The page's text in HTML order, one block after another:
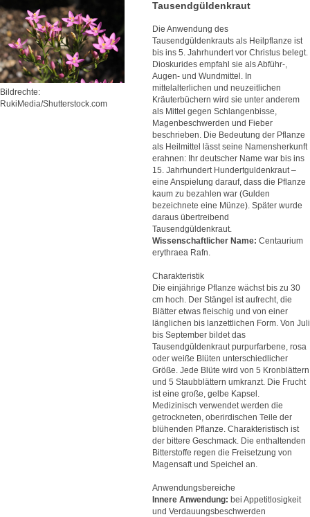
Bildrechte:
RukiMedia/Shutterstock.com
Tausendgüldenkraut
Die Anwendung des
Tausendgüldenkrauts als Heilpflanze ist
bis ins 5. Jahrhundert vor Christus belegt.
Dioskurides empfahl sie als Abführ-,
Augen- und Wundmittel. In
mittelalterlichen und neuzeitlichen
Kräuterbüchern wird sie unter anderem
als Mittel gegen Schlangenbisse,
Magenbeschwerden und Fieber
beschrieben. Die Bedeutung der Pflanze
als Heilmittel lässt seine Namensherkunft
erahnen: Ihr deutscher Name war bis ins
15. Jahrhundert Hundertguldenkraut –
eine Anspielung darauf, dass die Pflanze
kaum zu bezahlen war (Gulden
bezeichnete eine Münze). Später wurde
daraus übertreibend
Tausendgüldenkraut.
Wissenschaftlicher Name: Centaurium
erythraea Rafn.
Charakteristik
Die einjährige Pflanze wächst bis zu 30
cm hoch. Der Stängel ist aufrecht, die
Blätter etwas fleischig und von einer
länglichen bis lanzettlichen Form. Von Juli
bis September bildet das
Tausendgüldenkraut purpurfarbene, rosa
oder weiße Blüten unterschiedlicher
Größe. Jede Blüte wird von 5 Kronblättern
und 5 Staubblättern umkranzt. Die Frucht
ist eine große, gelbe Kapsel.
Medizinisch verwendet werden die
getrockneten, oberirdischen Teile der
blühenden Pflanze. Charakteristisch ist
der bittere Geschmack. Die enthaltenden
Bitterstoffe regen die Freisetzung von
Magensaft und Speichel an.
Anwendungsbereiche
Innere Anwendung: bei Appetitlosigkeit
und Verdauungsbeschwerden